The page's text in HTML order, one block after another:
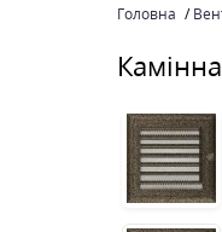
Головна